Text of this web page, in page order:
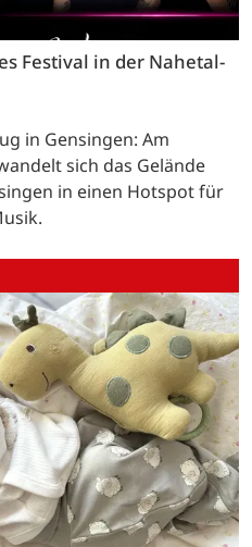
Festival in der Nahetal-
in Gensingen: Am
sich das Gelände
in einen Hotspot für